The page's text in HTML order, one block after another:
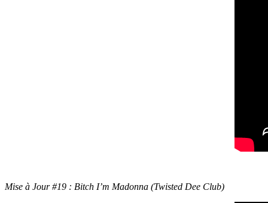
Mise à Jour #19 : Bitch I’m Madonna (Twisted Dee Club)